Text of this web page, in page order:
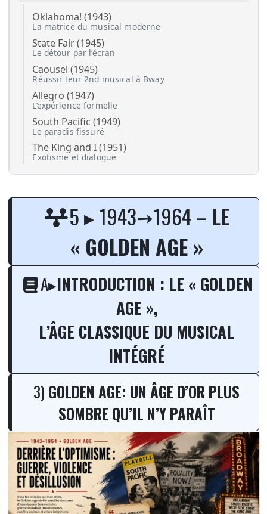
Oklahoma! (1943)
La matrice du musical moderne
State Fair (1945)
Le détour par l’écran
Caousel (1945)
Réussir leur 2nd musical à Bway
Allegro (1947)
L’expérience formelle
South Pacific (1949)
Le paradis fissuré
The King and I (1951)
Exotisme et dialogue
Golden Age – Derrière
5 ▸ 1943➙1964 – LE
« GOLDEN AGE »
A▸INTRODUCTION : LE « GOLDEN
AGE »,
L’ÂGE CLASSIQUE DU MUSICAL
INTÉGRÉ
3) GOLDEN AGE: UN ÂGE D’OR PLUS
SOMBRE QU’IL N’Y PARAÎT